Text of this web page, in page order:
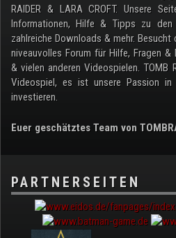
RAIDER & LARA CROFT. Unsere
Informationen, Hilfe & Tipps zu den
zahlreiche Downloads & mehr.
niveauvolles Forum für Hilfe, Fragen &
& vielen anderen Videospielen. TOMB
Videospiel, es ist unsere Passion
investieren.
Euer geschätztes Team von
PARTNERSEITEN